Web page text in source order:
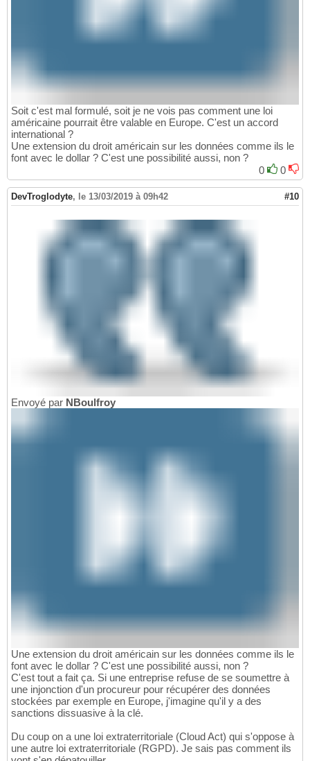
Soit c'est mal formulé, soit je ne vois pas comment une loi
américaine pourrait être valable en Europe. C'est un accord
international ?
Une extension du droit américain sur les données comme ils le
font avec le dollar ? C'est une possibilité aussi, non ?
0
0
DevTroglodyte, le 13/03/2019 à 09h42 #10
Envoyé par NBoulfroy
Une extension du droit américain sur les données comme ils le
font avec le dollar ? C'est une possibilité aussi, non ?
C'est tout a fait ça. Si une entreprise refuse de se soumettre à
une injonction d'un procureur pour récupérer des données
stockées par exemple en Europe, j'imagine qu'il y a des
sanctions dissuasive à la clé.
Du coup on a une loi extraterritoriale (Cloud Act) qui s'oppose à
une autre loi extraterritoriale (RGPD). Je sais pas comment ils